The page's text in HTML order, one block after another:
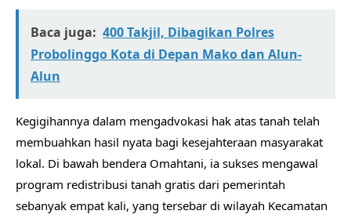
Baca juga: 400 Takjil, Dibagikan Polres
Probolinggo Kota di Depan Mako dan Alun-
Alun
​Kegigihannya dalam mengadvokasi hak atas tanah telah
membuahkan hasil nyata bagi kesejahteraan masyarakat
lokal. Di bawah bendera Omahtani, ia sukses mengawal
program redistribusi tanah gratis dari pemerintah
sebanyak empat kali, yang tersebar di wilayah Kecamatan